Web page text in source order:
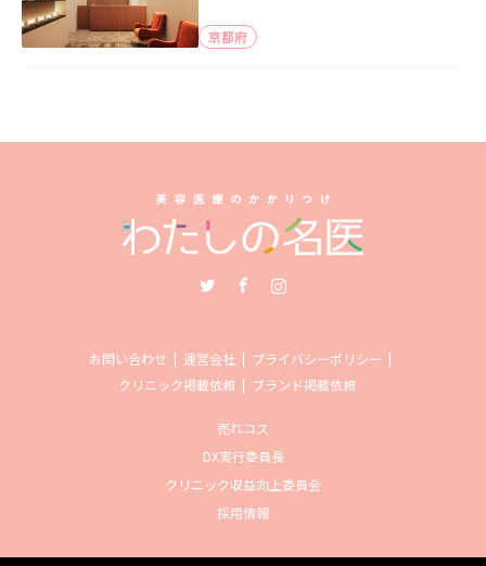
京都府
お問い合わせ 運営会社
プライバシーポリシー
クリニック掲載依頼
ブランド掲載依頼
売れコス
DX実行委員長
クリニック収益向上委員会
採用情報